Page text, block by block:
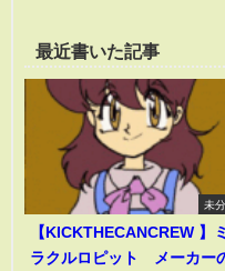
最近書いた記事
未
【KICKTHECANCREW 】ミ
ラクルロピット メーカー